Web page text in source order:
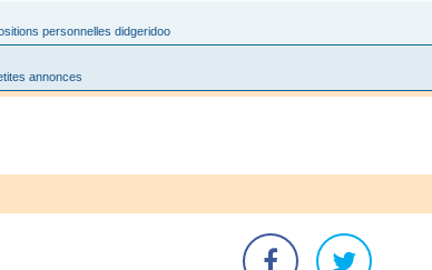
personnelles didgeridoo
annonces